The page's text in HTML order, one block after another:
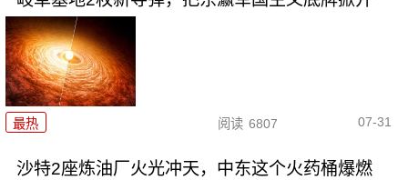
最热 阅读 6807 07-31
沙特2座炼油厂火光冲天，中东这个火药桶爆燃